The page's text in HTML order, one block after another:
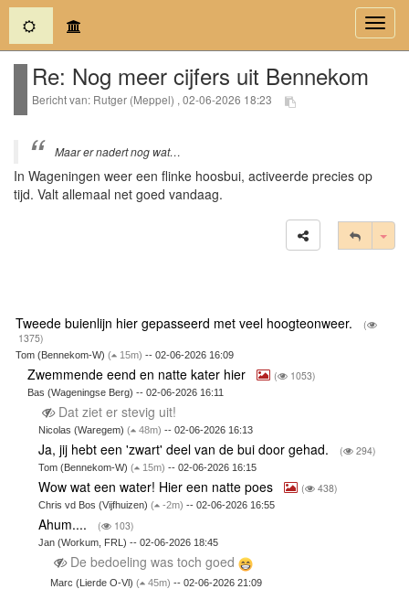
(current)
Re: Nog meer cijfers uit Bennekom
Bericht van: Rutger (Meppel) , 02-06-2026 18:23
Maar er nadert nog wat…
In Wageningen weer een flinke hoosbui, activeerde precies op
tijd. Valt allemaal net goed vandaag.
Tweede buienlijn hier gepasseerd met veel hoogteonweer.
(
1375)
Tom (Bennekom-W) ( 15m) -- 02-06-2026 16:09
Zwemmende eend en natte kater hier ( 1053)
Bas (Wageningse Berg) -- 02-06-2026 16:11
Dat ziet er stevig uit!
Nicolas (Waregem)( 48m) -- 02-06-2026 16:13
Ja, jij hebt een 'zwart' deel van de bui door gehad. ( 294)
Tom (Bennekom-W)( 15m) -- 02-06-2026 16:15
Wow wat een water! Hier een natte poes ( 438)
Chris vd Bos (Vijfhuizen)( -2m) -- 02-06-2026 16:55
Ahum.... ( 103)
Jan (Workum, FRL) -- 02-06-2026 18:45
De bedoeling was toch goed
Marc (Lierde O-Vl) ( 45m) -- 02-06-2026 21:09